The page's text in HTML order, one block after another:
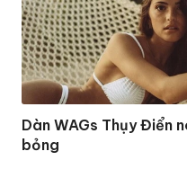
Dàn WAGs Thụy Điển
bỏng